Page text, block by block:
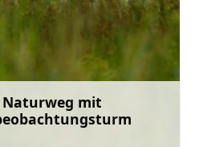
Naturweg mit